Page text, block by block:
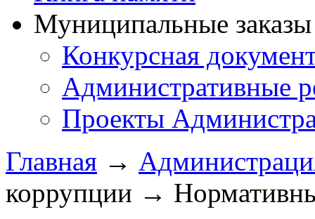
Муниципальные
Конкурсная
Административные
Проекты
Главная →
коррупции →